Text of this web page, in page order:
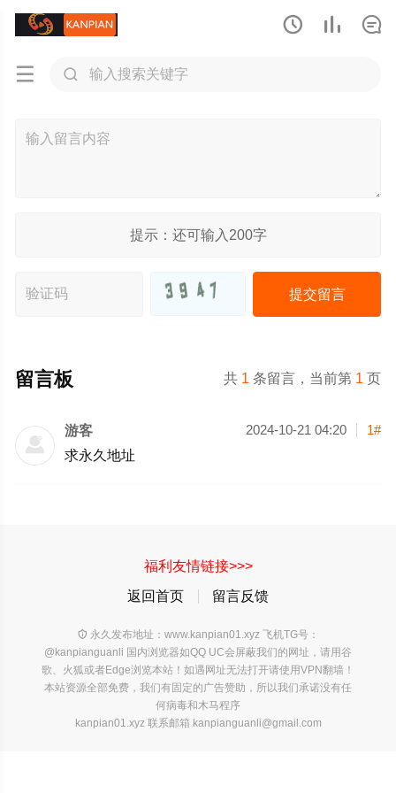
  
 
提示：还可输入 200字
共 1 条留言，当前第 1 页
留言板
游客 2024-10-21 04:20 1#
求永久地址
福利友情链接>>>
返回首页 留言反馈
 永久发布地址：www.kanpian01.xyz 飞机TG号：
@kanpianguanli 国内浏览器如QQ UC会屏蔽我们的网址，请用谷
歌、火狐或者Edge浏览本站！如遇网址无法打开请使用VPN翻墙！
本站资源全部免费，我们有固定的广告赞助，所以我们承诺没有任
何病毒和木马程序
kanpian01.xyz 联系邮箱 kanpianguanli@gmail.com